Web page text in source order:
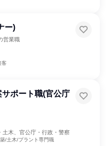
ー)
営業職
客
ポート職(官公庁
木、官公庁・行政・警察
/土木/プラント専門職